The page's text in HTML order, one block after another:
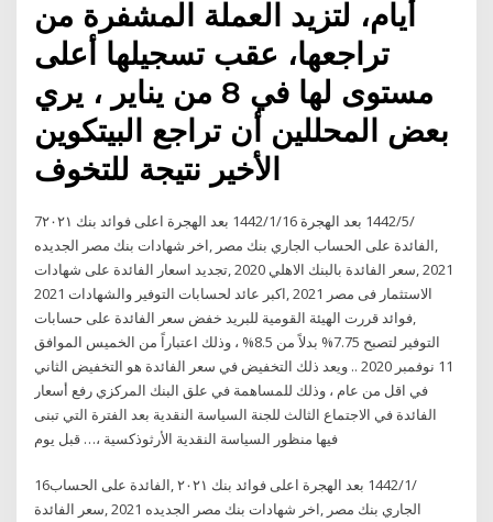
أيام، لتزيد العملة المشفرة من
تراجعها، عقب تسجيلها أعلى
مستوى لها في 8 من يناير ، يري
بعض المحللين أن تراجع البيتكوين
الأخير نتيجة للتخوف
7‏‏/5‏‏/1442 بعد الهجرة 16‏‏/1‏‏/1442 بعد الهجرة اعلى فوائد بنك ٢٠٢١
,الفائدة على الحساب الجاري بنك مصر ,اخر شهادات بنك مصر الجديده
2021 ,سعر الفائدة بالبنك الاهلي 2020 ,تجديد اسعار الفائدة على شهادات
الاستثمار فى مصر 2021 ,اكبر عائد لحسابات التوفير والشهادات 2021
,فوائد قررت الهيئة القومية للبريد خفض سعر الفائدة على حسابات
التوفير لتصبح 7.75% بدلاً من 8.5% ، وذلك اعتباراً من الخميس الموافق
11 نوفمبر 2020 .. ويعد ذلك التخفيض في سعر الفائدة هو التخفيض الثاني
في اقل من عام ، وذلك للمساهمة في علق البنك المركزي رفع أسعار
الفائدة في الاجتماع الثالث للجنة السياسة النقدية بعد الفترة التي تبنى
فيها منظور السياسة النقدية الأرثوذكسية ،… قبل يوم
16‏‏/1‏‏/1442 بعد الهجرة اعلى فوائد بنك ٢٠٢١ ,الفائدة على الحساب
الجاري بنك مصر ,اخر شهادات بنك مصر الجديده 2021 ,سعر الفائدة